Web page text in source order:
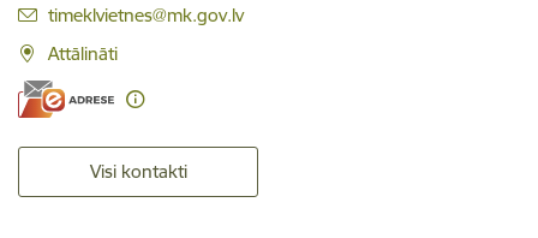
E-pasts:
timeklvietnes@mk.gov.lv
Attālināti
Visi kontakti